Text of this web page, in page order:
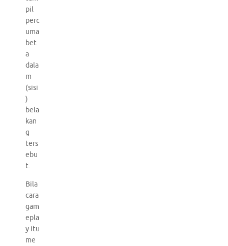
pil
perc
uma
bet
a
dala
m
(sisi
)
bela
kan
g
ters
ebu
t.
Bila
cara
gam
epla
y itu
me